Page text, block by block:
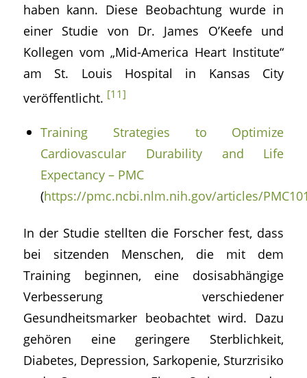
haben kann. Diese Beobachtung wurde in
einer Studie von Dr. James O’Keefe und
Kollegen vom „Mid-America Heart Institute“
am St. Louis Hospital in Kansas City
veröffentlicht. [11]
Training Strategies to Optimize
Cardiovascular Durability and Life
Expectancy – PMC
(https://pmc.ncbi.nlm.nih.gov/articles/
In der Studie stellten die Forscher fest, dass
bei sitzenden Menschen, die mit dem
Training beginnen, eine dosisabhängige
Verbesserung verschiedener
Gesundheitsmarker beobachtet wird. Dazu
gehören eine geringere Sterblichkeit,
Diabetes, Depression, Sarkopenie, Sturzrisiko